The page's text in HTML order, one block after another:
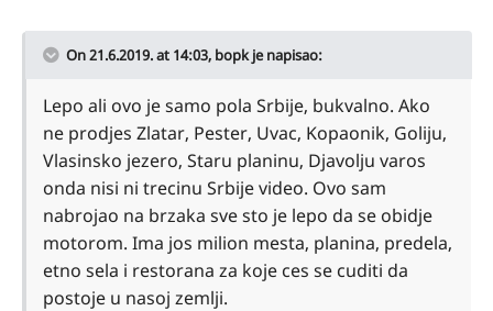
On 21.6.2019. at 14:03, bopkje napisao:
Lepo ali ovo je samo pola Srbije, bukvalno. Ako
ne prodjes Zlatar, Pester, Uvac, Kopaonik, Goliju,
Vlasinsko jezero, Staru planinu, Djavolju varos
onda nisi ni trecinu Srbije video. Ovo sam
nabrojao na brzaka sve sto je lepo da se obidje
motorom. Ima jos milion mesta, planina, predela,
etno sela i restorana za koje ces se cuditi da
postoje u nasoj zemlji.